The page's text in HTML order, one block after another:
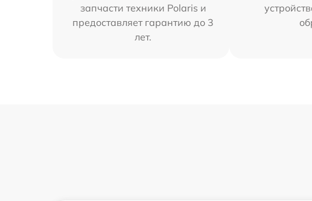
запчасти техники Polaris и
предоставляет гарантию до 3
лет.